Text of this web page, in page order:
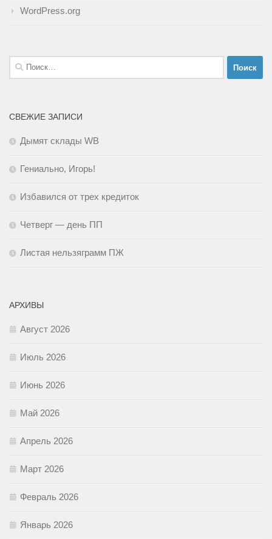
WordPress.org
Найти:
СВЕЖИЕ ЗАПИСИ
Дымят склады WB
Гениально, Игорь!
Избавился от трех кредиток
Четверг — день ПП
Листая нельзяграмм ПЖ
АРХИВЫ
Август 2026
Июль 2026
Июнь 2026
Май 2026
Апрель 2026
Март 2026
Февраль 2026
Январь 2026